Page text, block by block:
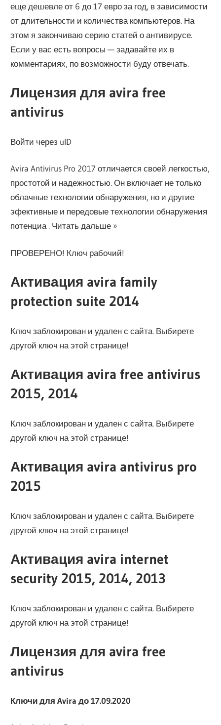
еще дешевле от 6 до 17 евро за год, в зависимости
от длительности и количества компьютеров. На
этом я закончиваю серию статей о антивирусе.
Если у вас есть вопросы — задавайте их в
комментариях, по возможности буду отвечать.
Лицензия для avira free
antivirus
Войти через uID
Avira Antivirus Pro 2017 отличается своей легкостью,
простотой и надежностью. Он включает не только
облачные технологии обнаружения, но и другие
эфективные и передовые технологии обнаружения
потенциа . Читать дальше »
ПРОВЕРЕНО! Ключ рабочий!
Активация avira family
protection suite 2014
Ключ заблокирован и удален с сайта. Выбирете
другой ключ на этой странице!
Активация avira free antivirus
2015, 2014
Ключ заблокирован и удален с сайта. Выбирете
другой ключ на этой странице!
Активация avira antivirus pro
2015
Ключ заблокирован и удален с сайта. Выбирете
другой ключ на этой странице!
Активация avira internet
security 2015, 2014, 2013
Ключ заблокирован и удален с сайта. Выбирете
другой ключ на этой странице!
Лицензия для avira free
antivirus
Ключи для Avira до 17.09.2020